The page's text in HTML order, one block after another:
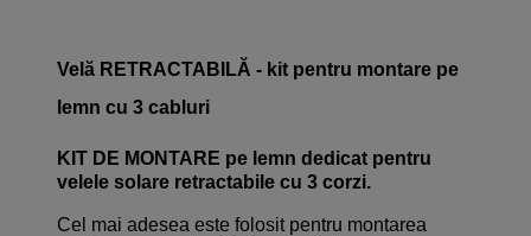
Velă RETRACTABILĂ - kit pentru montare pe
lemn cu 3 cabluri
KIT DE MONTARE pe lemn dedicat pentru
velele solare retractabile cu 3 corzi.
Cel mai adesea este folosit pentru montarea